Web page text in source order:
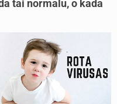
tai normalu, o kada